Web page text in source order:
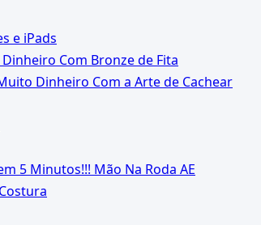
e iPads
Com Bronze de Fita
Dinheiro Com a Arte de Cachear
5 Minutos!!! Mão Na Roda AE